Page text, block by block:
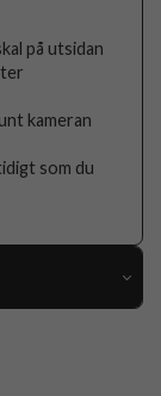
på utsidan
kameran
som du